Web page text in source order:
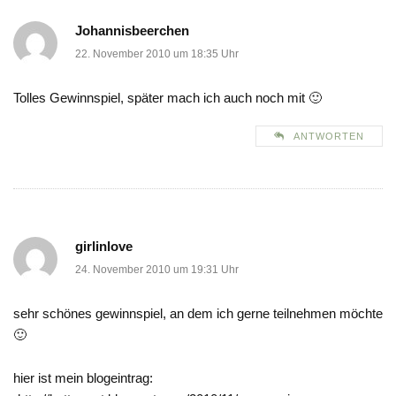
Johannisbeerchen
22. November 2010 um 18:35 Uhr
Tolles Gewinnspiel, später mach ich auch noch mit 🙂
ANTWORTEN
girlinlove
24. November 2010 um 19:31 Uhr
sehr schönes gewinnspiel, an dem ich gerne teilnehmen möchte
🙂
hier ist mein blogeintrag: